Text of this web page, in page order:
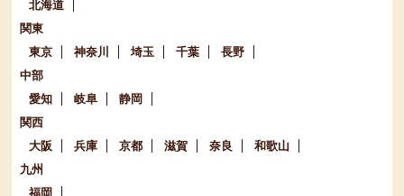
北海道
関東
東京
神奈川 埼玉 千葉
長野
中部
愛知
岐阜
静岡
関西
大阪
兵庫 京都 滋賀 奈良
和歌山
九州
福岡